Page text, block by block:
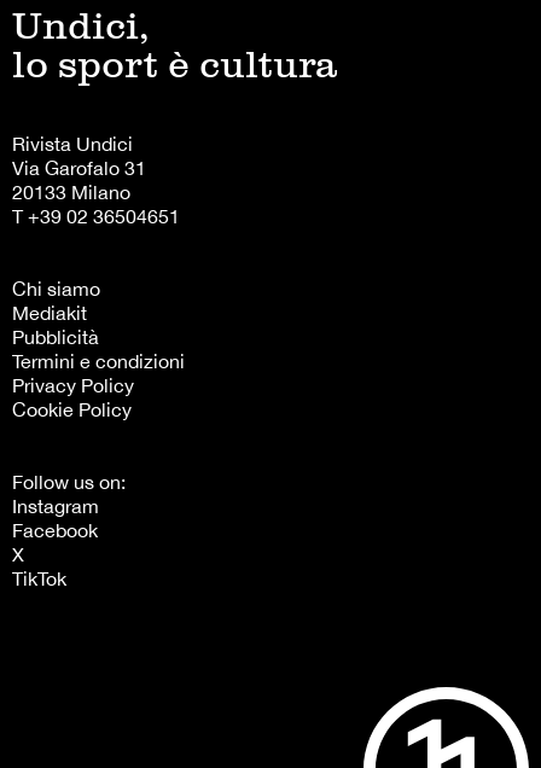
Undici,
lo sport è cultura
Rivista Undici
Via Garofalo 31
20133 Milano
T +39 02 36504651
Chi siamo
Mediakit
Pubblicità
Termini e condizioni
Privacy Policy
Cookie Policy
Follow us on:
Instagram
Facebook
X
TikTok